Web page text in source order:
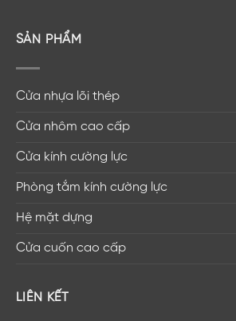
SẢN PHẨM
Cửa nhựa lõi thép
Cửa nhôm cao cấp
Cửa kính cường lực
Phòng tắm kính cường lực
Hệ mặt dựng
Cửa cuốn cao cấp
LIÊN KẾT